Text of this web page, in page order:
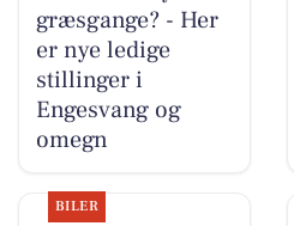
græsgange? - Her
er nye ledige
stillinger i
Engesvang og
omegn
BILER